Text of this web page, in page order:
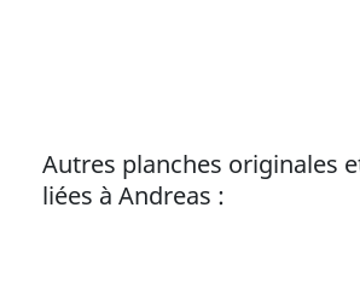
Autres planches originales
liées à Andreas :